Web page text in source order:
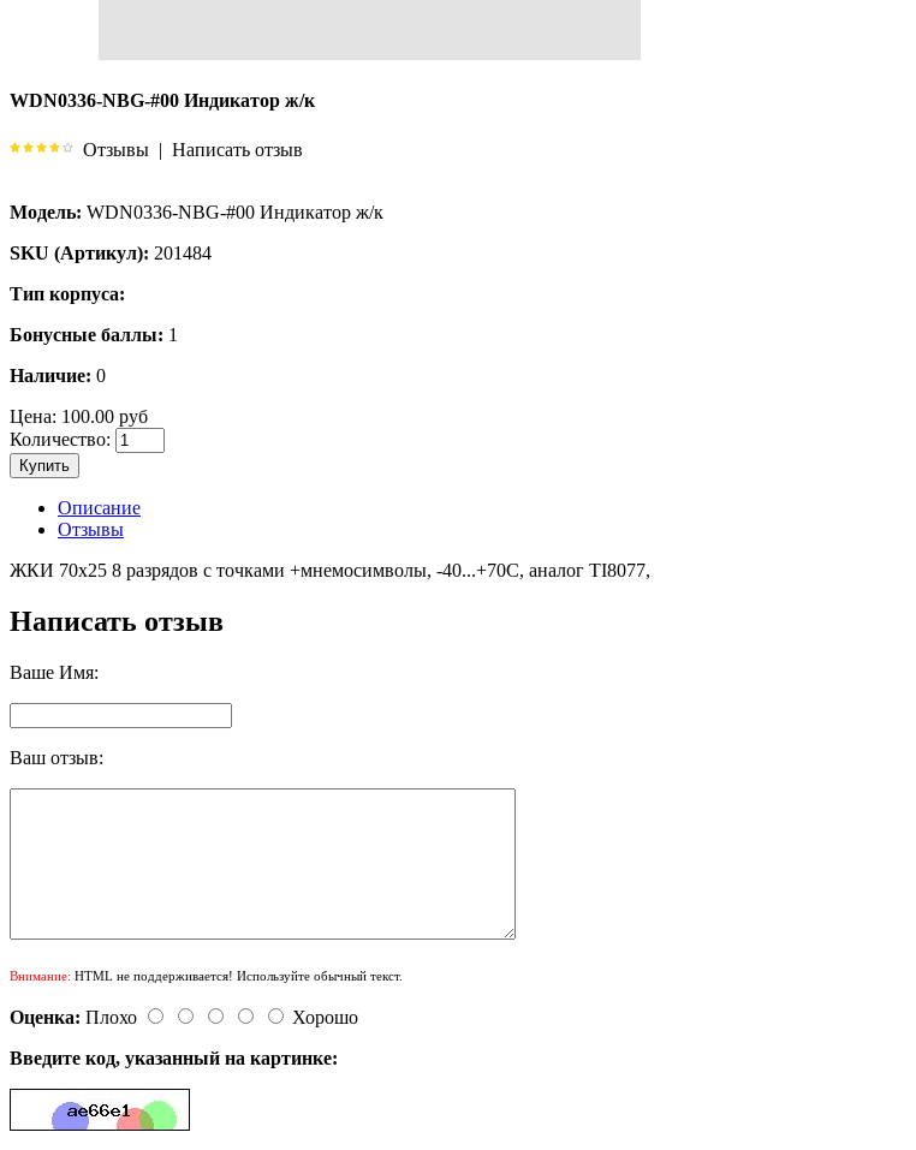
WDN0336-NBG-#00 Индикатор ж/к
Отзывы | Написать отзыв
Модель: WDN0336-NBG-#00 Индикатор ж/к
SKU (Артикул): 201484
Тип корпуса:
Бонусные баллы: 1
Наличие: 0
Цена: 100.00 руб
Количество:
Купить
Описание
Отзывы
ЖКИ 70х25 8 разрядов с точками +мнемосимволы, -40...+70С, аналог TI8077,
Написать отзыв
Ваше Имя:
Ваш отзыв:
Внимание: HTML не поддерживается! Используйте обычный текст.
Оценка: Плохо
Хорошо
Введите код, указанный на картинке: